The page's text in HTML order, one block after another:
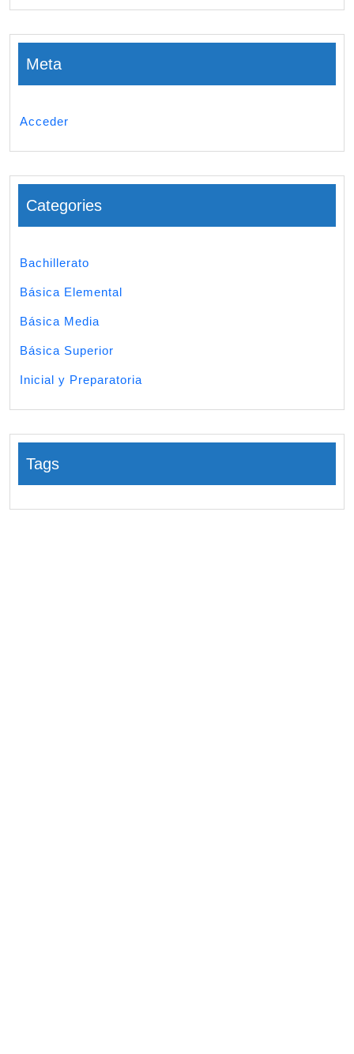
Meta
Acceder
Categories
Bachillerato
Básica Elemental
Básica Media
Básica Superior
Inicial y Preparatoria
Tags